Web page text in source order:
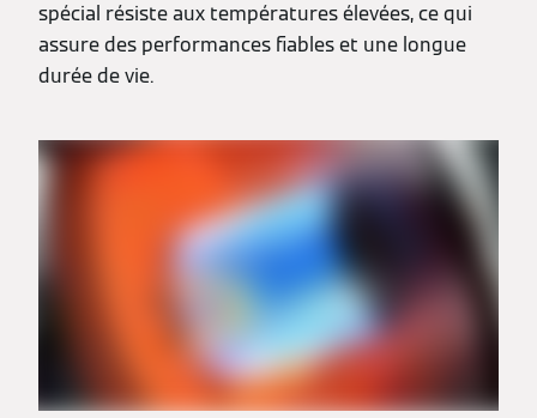
spécial résiste aux températures élevées, ce qui
assure des performances fiables et une longue
durée de vie.